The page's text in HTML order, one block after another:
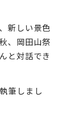
新しい景色
、岡田山祭
と対話でき
筆しまし